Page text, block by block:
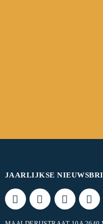
JAARLIJKSE